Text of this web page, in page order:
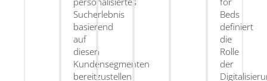
Sucherlebnis
basierend
auf
diesen
Kundensegmenten
bereitzustellen.
Beds
definiert
die
Rolle
der